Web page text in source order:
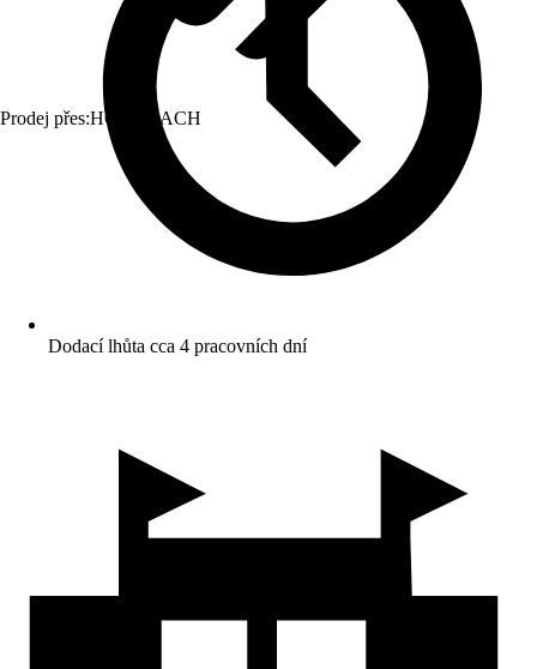
Prodej přes:HORNBACH
Dodací lhůta cca 4 pracovních dní